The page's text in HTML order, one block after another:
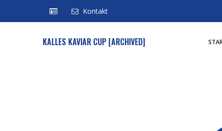
Kontakt
KALLES KAVIAR CUP [ARCHIVED]